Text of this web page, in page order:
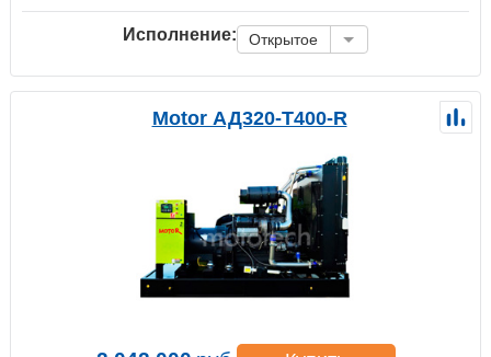
Исполнение: Открытое
Motor АД320-Т400-R